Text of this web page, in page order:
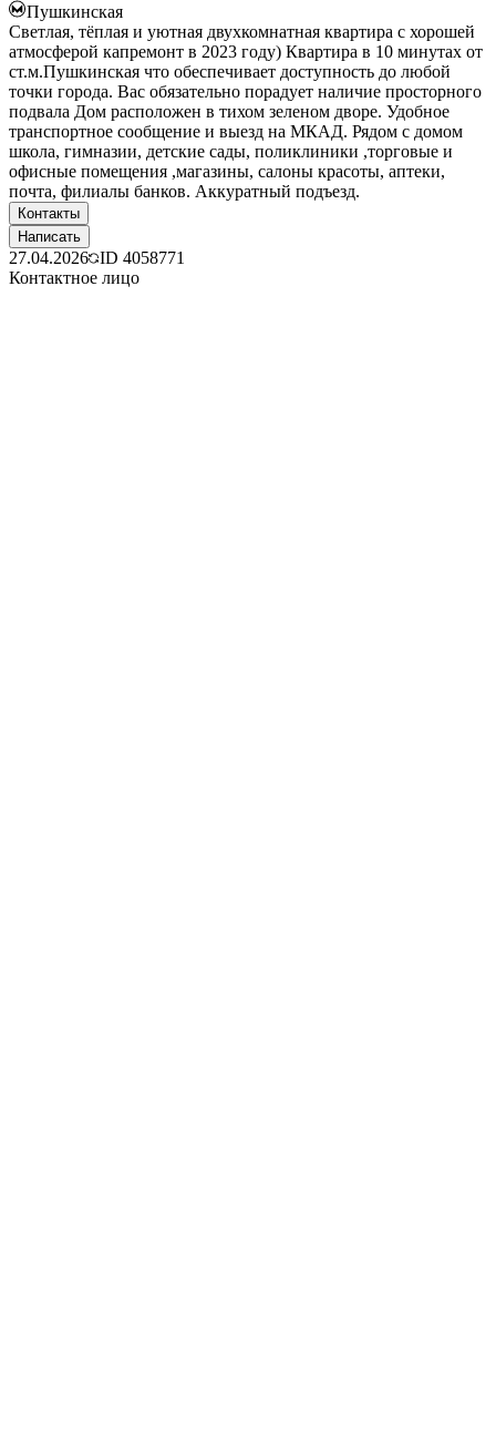
Пушкинская
Светлая, тёплая и уютная двухкомнатная квартира с хорошей
атмосферой капремонт в 2023 году) Квартира в 10 минутах от
ст.м.Пушкинская что обеспечивает доступность до любой
точки города. Вас обязательно порадует наличие просторного
подвала Дом расположен в тихом зеленом дворе. Удобное
транспортное сообщение и выезд на МКАД. Рядом с домом
школа, гимназии, детские сады, поликлиники ,торговые и
офисные помещения ,магазины, салоны красоты, аптеки,
почта, филиалы банков. Аккуратный подъезд.
Контакты
Написать
27.04.2026 ID 4058771
Контактное лицо